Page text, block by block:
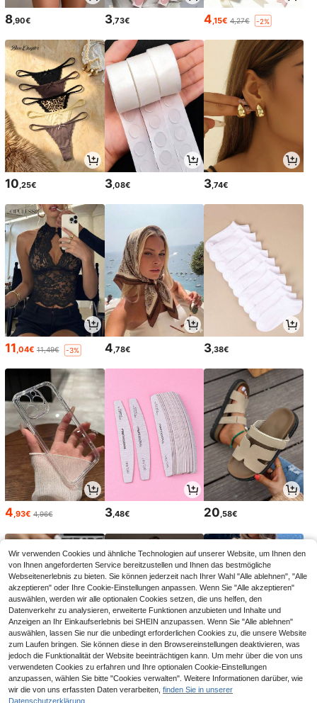
8 ,90€ 3,73€ 4 ,15€ 4,27€ -2%
10,25€ 3,08€ 3,74€
11,04€ 11,49€ -3% 4,78€ 3,38€
4,93€ 4,96€ 3,48€ 20,58€
4,04€ 23,49€ 12,49€
Wir verwenden Cookies und ähnliche Technologien auf unserer Website, um Ihnen den
von Ihnen angeforderten Service bereitzustellen und Ihnen das bestmögliche
Webseitenerlebnis zu bieten. Sie können jederzeit nach Ihrer Wahl "Alle ablehnen", "Alle
akzeptieren" oder Ihre Cookie-Einstellungen anpassen. Wenn Sie "Alle akzeptieren"
auswählen, werden wir alle optionalen Cookies setzen, die uns helfen, den
Datenverkehr zu analysieren, erweiterte Funktionen anzubieten und Inhalte und
Anzeigen an Ihr Einkaufserlebnis bei SHEIN anzupassen. Wenn Sie "Alle ablehnen"
auswählen, lassen Sie nur die unbedingt erforderlichen Cookies zu, die unsere Website
zum Laufen bringen. Sie können diese in den Browsereinstellungen deaktivieren, was
jedoch die Funktionalität der Website beeinträchtigen kann. Um mehr über die von uns
verwendeten Cookies zu erfahren und Ihre optionalen Cookie-Einstellungen
anzupassen, wählen Sie bitte "Cookies verwalten". Weitere Informationen darüber, wie
wir die von uns erfassten Daten verarbeiten, finden Sie in unserer
Datenschutzerklärung.